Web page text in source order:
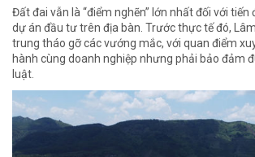
Đất đai vẫn là “điểm nghẽn” lớn nhất đối với tiến
dự án đầu tư trên địa bàn. Trước thực tế đó,
trung tháo gỡ các vướng mắc, với quan điểm
hành cùng doanh nghiệp nhưng phải bảo đảm
luật.